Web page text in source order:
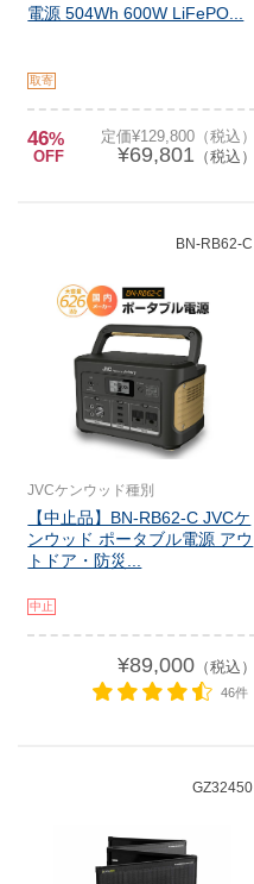
電源 504Wh 600W LiFePO...
取寄
46%
OFF
定価¥129,800（税込）
¥69,801 （税込）
BN-RB62-C
JVCケンウッド種別
【中止品】BN-RB62-C JVCケ
ンウッド ポータブル電源 アウ
トドア・防災...
中止
¥89,000（税込）
46件
GZ32450